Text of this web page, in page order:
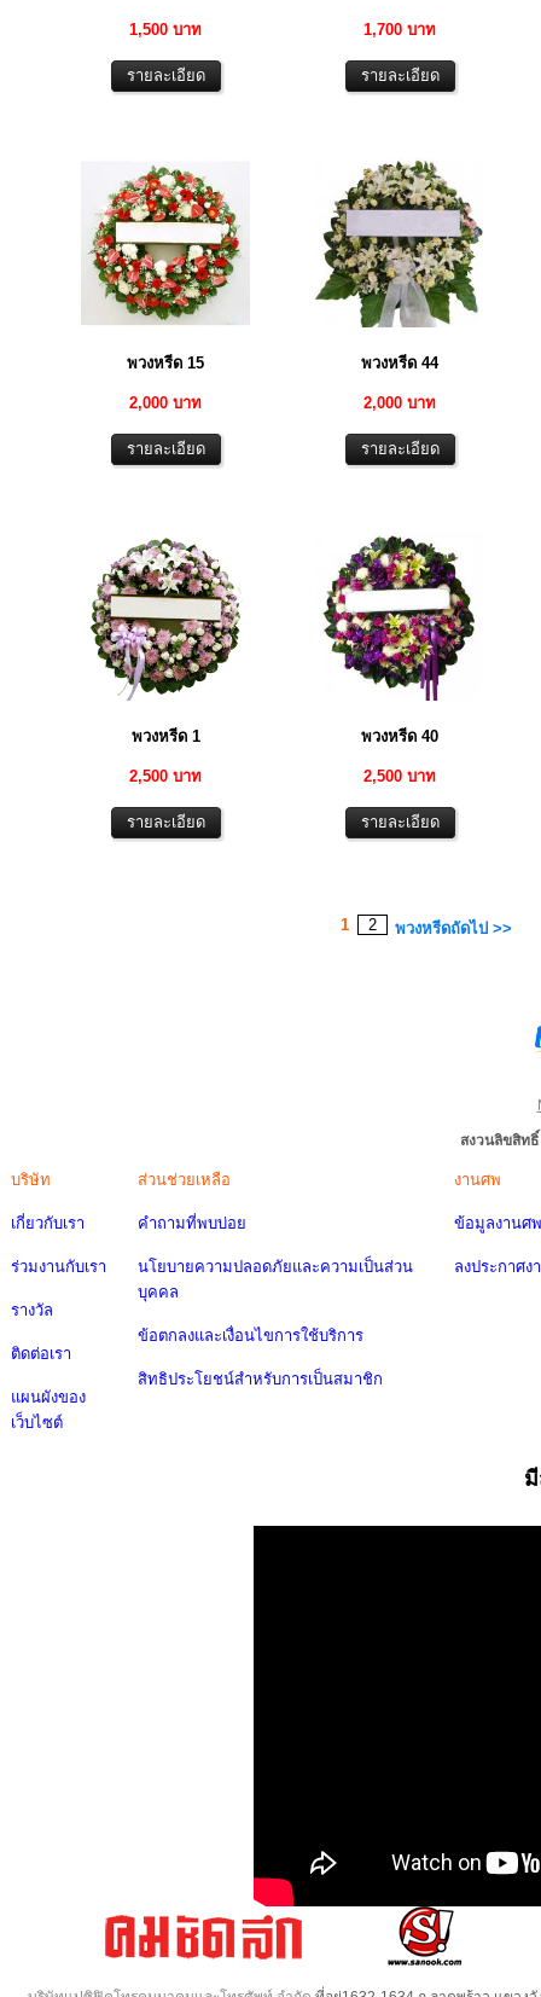
1,500 บาท 1,700 บาท
พวงหรีด 15
2,000 บาท
พวงหรีด 44
2,000 บาท
พวงหรีด 1
2,500 บาท
พวงหรีด 40
2,500 บาท
1 2 พวงหรีดถัดไป >>
สงวนลิขสิท
บริษัท
เกี่ยวกับเรา
ร่วมงานกับเรา
รางวัล
ติดต่อเรา
แผนผังของ
เว็บไซต์
ส่วนช่วยเหลือ
คำถามที่พบบ่อย
นโยบายความปลอดภัยและความเป็นส่วน
บุคคล
ข้อตกลงและเงื่อนไขการใช้บริการ
สิทธิประโยชน์สำหรับการเป็นสมาชิก
งานศพ
ข้อมูลงานศพ
ลงประกาศง